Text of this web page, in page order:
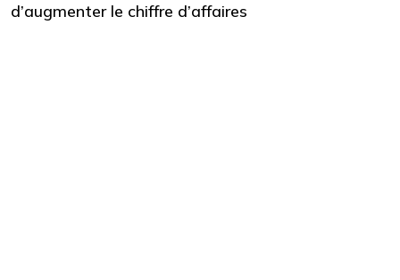
d’augmenter le chiffre d’affaires